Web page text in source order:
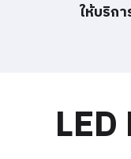
ให้บริก